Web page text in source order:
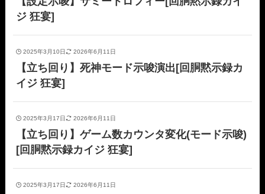
ジ 狂宴]
2025年3月10日 2026年6月11日
【立ち回り】死神モード示唆演出[回胴黙示録カ
イジ 狂宴]
2025年3月17日 2026年6月11日
【立ち回り】ゲーム数カウンタ変化(モード示唆)
[回胴黙示録カイジ 狂宴]
2025年3月17日 2026年6月11日